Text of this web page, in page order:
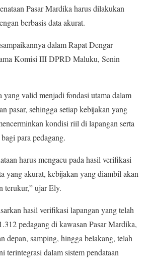
Pasar Mardika harus dilakukan
berbasis data akurat.
dalam Rapat Dengar
Komisi III DPRD Maluku, Senin
yang valid menjadi fondasi utama dalam
pasar, sehingga setiap kebijakan yang
kondisi riil di lapangan serta
para pedagang.
harus mengacu pada hasil verifikasi
yang akurat, kebijakan yang diambil akan
terukur,” ujar Ely.
hasil verifikasi lapangan yang telah
pedagang di kawasan Pasar Mardika,
depan, samping, hingga belakang, telah
terintegrasi dalam sistem pendataan